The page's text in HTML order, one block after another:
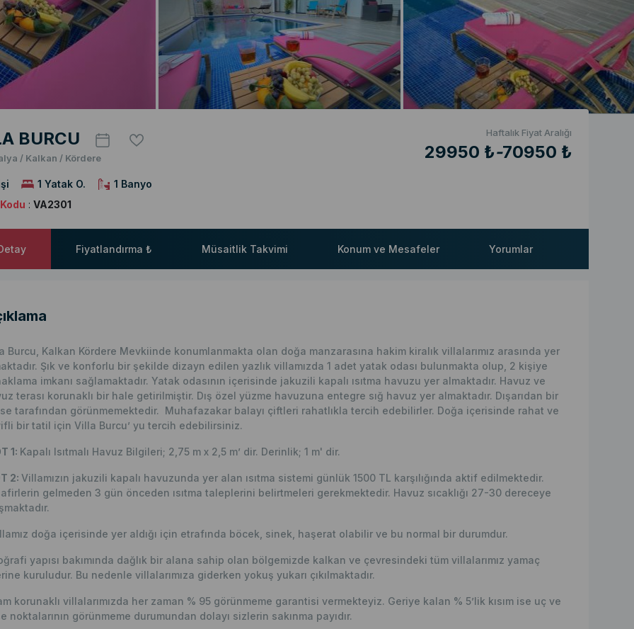
BURCU
/ Kalkan / Kördere
Haftalık Fiyat Aralığı
29950 ₺-70950 ₺
1 Yatak O.
1 Banyo
: VA2301
Fiyatlandırma ₺ Müsaitlik Takvimi Konum ve Mesafeler Yorumlar
Burcu, Kalkan Kördere Mevkiinde konumlanmakta olan doğa manzarasına hakim kiralık villalarımız arasında yer
Şık ve konforlu bir şekilde dizayn edilen yazlık villamızda 1 adet yatak odası bulunmakta olup, 2 kişiye
imkanı sağlamaktadır. Yatak odasının içerisinde jakuzili kapalı ısıtma havuzu yer almaktadır. Havuz ve
terası korunaklı bir hale getirilmiştir. Dış özel yüzme havuzuna entegre sığ havuz yer almaktadır. Dışarıdan bir
tarafından görünmemektedir. Muhafazakar balayı çiftleri rahatlıkla tercih edebilirler. Doğa içerisinde rahat ve
bir tatil için Villa Burcu’ yu tercih edebilirsiniz.
1: Kapalı Isıtmalı Havuz Bilgileri; 2,75 m x 2,5 m’ dir. Derinlik; 1 m' dir.
2: Villamızın jakuzili kapalı havuzunda yer alan ısıtma sistemi günlük 1500 TL karşılığında aktif edilmektedir.
gelmeden 3 gün önceden ısıtma taleplerini belirtmeleri gerekmektedir. Havuz sıcaklığı 27-30 dereceye
doğa içerisinde yer aldığı için etrafında böcek, sinek, haşerat olabilir ve bu normal bir durumdur.
yapısı bakımında dağlık bir alana sahip olan bölgemizde kalkan ve çevresindeki tüm villalarımız yamaç
kuruludur. Bu nedenle villalarımıza giderken yokuş yukarı çıkılmaktadır.
korunaklı villalarımızda her zaman % 95 görünmeme garantisi vermekteyiz. Geriye kalan % 5’lik kısım ise uç ve
noktalarının görünmeme durumundan dolayı sizlerin sakınma payıdır.